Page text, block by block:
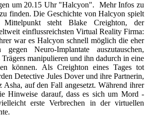
um 20.15 Uhr "Halcyon". Mehr Infos zu
finden. Die Geschichte von Halcyon spielt
steht Blake Creighton, der
einflussreichsten Virtual Reality Firma:
war es Halcyon schnell möglich die eher
Neuro-Implantate auszutauschen,
manipulieren und ihn dadurch in eine
können. Als Creighton eines Tages tot
Detective Jules Dover und ihre Partnerin,
auf den Fall angesetzt. Während ihrer
Hinweise darauf, dass es sich um Mord -
erste Verbrechen in der virtuellen